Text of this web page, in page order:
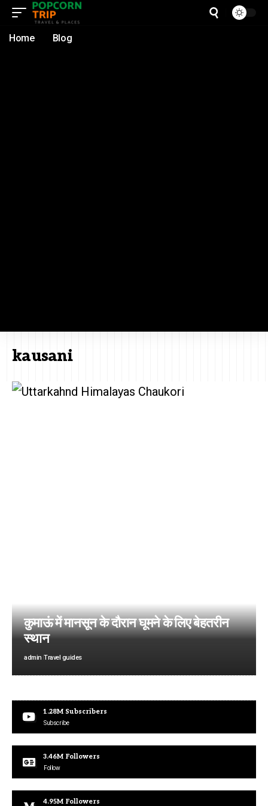
Home Blog
kausani
कुमाऊं में मानसून के दौरान घूमने के लिए बेहतरीन
स्थान
admin Travel guides
1.28M Subscribers
Subscribe
3.46M Followers
Follow
4.95M Followers